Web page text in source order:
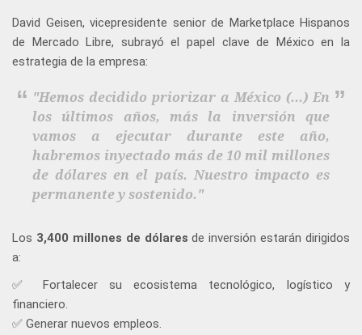
David Geisen, vicepresidente senior de Marketplace Hispanos
de Mercado Libre, subrayó el papel clave de México en la
estrategia de la empresa:
"Hemos decidido priorizar a México (...) En
los últimos años, más la inversión que
vamos a ejecutar durante este año,
habremos inyectado más de 10 mil millones
de dólares en el país. Nuestro impacto es
permanente y sostenido."
Los 3,400 millones de dólares de inversión estarán dirigidos
a:
✅ Fortalecer su ecosistema tecnológico, logístico y
financiero.
✅ Generar nuevos empleos.